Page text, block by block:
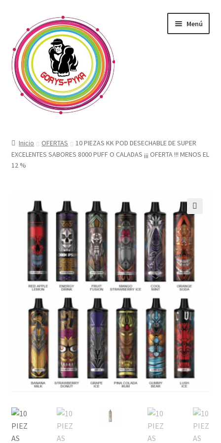
navegación
contenido
Menú
OFERTAS
hijo
ELECTRONICOS KIT
KIT INICIO
ATOMIZADORES
menú
hijo
RESISTENCIAS COMERCIALES
RESISTENCIAS CABLE
COMPLEMENTOS
hijo
BATERIAS Y CARGADORES
Inicio OFERTAS
10 PIEZAS KK POD DESECHABLE DE SUPER
EXCELENTES SABORES 8000 PUFF O CALADAS ¡¡¡ OFERTA !!! MENOS EL
12 %
🔍